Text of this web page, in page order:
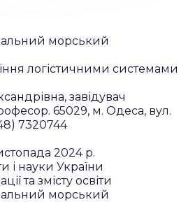
морський
логістичними системами
завідувач
65029, м. Одеса, вул.
7320744
2024 р.
і науки України
та змісту освіти
морський